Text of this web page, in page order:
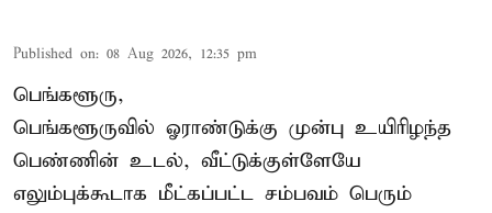
Published on: 08 Aug 2026, 12:35 pm
பெங்களூரு,
பெங்களூருவில் ஓராண்டுக்கு முன்பு உயிரிழந்த
பெண்ணின் உடல், வீட்டுக்குள்ளேயே
எலும்புக்கூடாக மீட்கப்பட்ட சம்பவம் பெரும்